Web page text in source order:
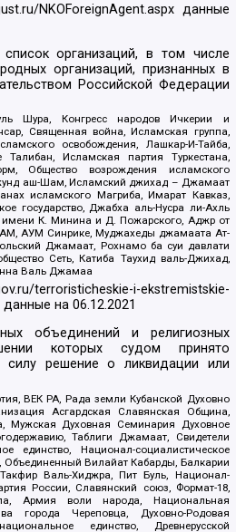
NKOForeignAgent.aspxданные
организаций, в том числе
организаций, признанных в
Российской Федерации
Шура, Конгресс народов Ичкерии и
Священная война, Исламская группа,
освобождения, Лашкар-И-Тайба,
Исламская партия Туркестана,
Общество возрождения исламского
аш-Шам, Исламский джихад – Джамаат
исламского Магриба, Имарат Кавказ,
государство, Джабха аль-Нусра ли-Ахль
К. Минина и Д. Пожарского, Аджр от
АУМ Синрике, Муджахеды джамаата Ат-
Джамаат, Рохнамо ба суи давлати
Сеть, Катиба Таухид валь-Джихад,
Валь Джамаа
terroristicheskie-i-ekstremistskie-
данные на06.12.2021
объединений и религиозных
которых судом принято
силу решение о ликвидации или
ВЕК РА, Рада земли Кубанской Духовно
Асгардская Славянская Община,
Духовная Семинария Духовное
Таблиги Джамаат, Свидетели
единство, Национал-социалистическое
Объединенный Вилайат Кабарды, Балкарии
Валь-Хиджра, Пит Буль, Национал-
России, Славянский союз, Формат-18,
Армия воли народа, Национальная
города Череповца, Духовно-Родовая
единство, Древнерусской